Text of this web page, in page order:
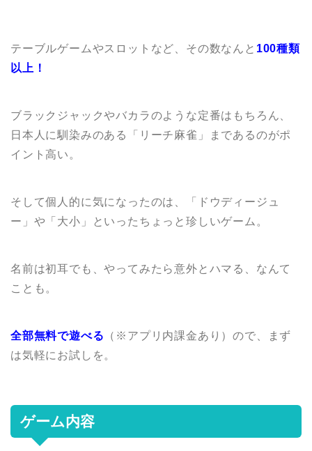
テーブルゲームやスロットなど、その数なんと 100種類
以上！
ブラックジャックやバカラのような定番はもちろん、
日本人に馴染みのある「リーチ麻雀」まであるのがポ
イント高い。
そして個人的に気になったのは、「ドウディージュ
ー」や「大小」といったちょっと珍しいゲーム。
名前は初耳でも、やってみたら意外とハマる、なんて
ことも。
全部無料で遊べる （※アプリ内課金あり）ので、まず
は気軽にお試しを。
ゲーム内容